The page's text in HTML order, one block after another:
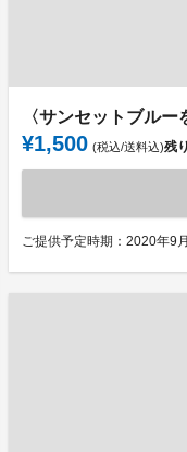
〈サンセットブル
¥1,500 (税込/送料込)残り
ご提供予定時期：2020年9